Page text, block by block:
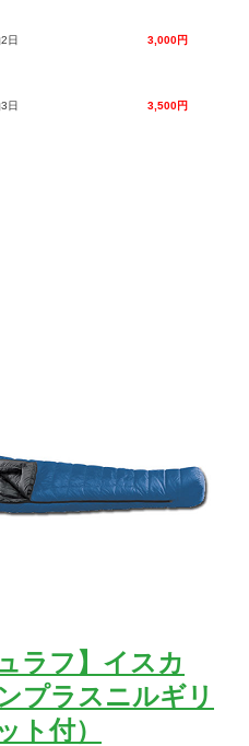
日 3,000円
日 3,500円
ラフ】イスカ
プラスニルギリ
ト付）